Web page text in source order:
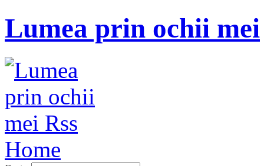
Lumea prin ochii mei
Home